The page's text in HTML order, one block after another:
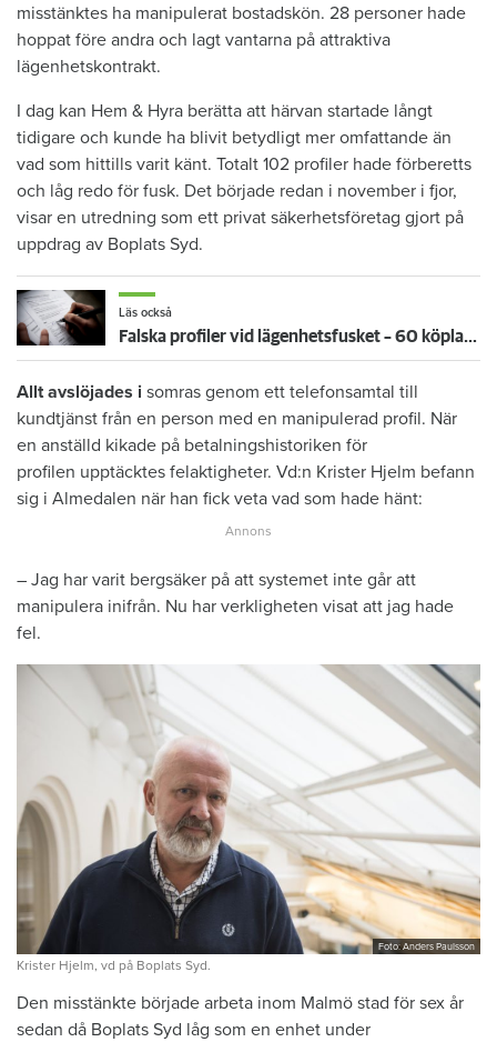
misstänktes ha manipulerat bostadskön. 28 personer hade
hoppat före andra och lagt vantarna på attraktiva
lägenhetskontrakt.
I dag kan Hem & Hyra berätta att härvan startade långt
tidigare och kunde ha blivit betydligt mer omfattande än
vad som hittills varit känt. Totalt 102 profiler hade förberetts
och låg redo för fusk. Det började redan i november i fjor,
visar en utredning som ett privat säkerhetsföretag gjort på
uppdrag av Boplats Syd.
Läs också
Falska profiler vid lägenhetsfusket – 60 köplatser frysta hos Boplats syd
Allt avslöjades i somras genom ett telefonsamtal till
kundtjänst från en person med en manipulerad profil. När
en anställd kikade på betalningshistoriken för
profilen upptäcktes felaktigheter. Vd:n Krister Hjelm befann
sig i Almedalen när han fick veta vad som hade hänt:
– Jag har varit bergsäker på att systemet inte går att
manipulera inifrån. Nu har verkligheten visat att jag hade
fel.
Foto: Anders Paulsson
Krister Hjelm, vd på Boplats Syd.
Den misstänkte började arbeta inom Malmö stad för sex år
sedan då Boplats Syd låg som en enhet under